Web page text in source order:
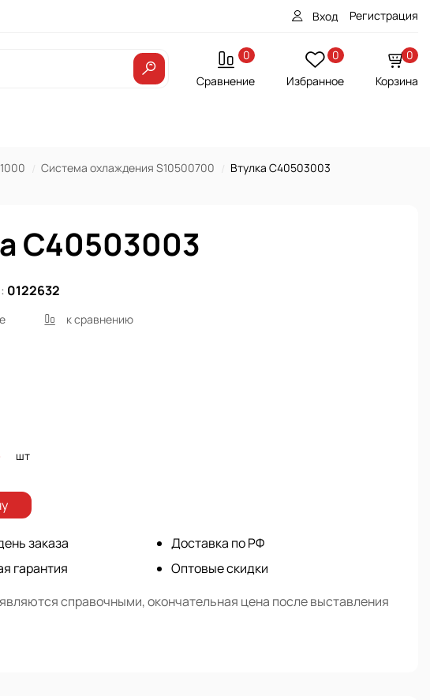
Вход Регистрация
0
Сравнение
0
Избранное
0
Корзина
Система охлаждения S10500700 Втулка C40503003
C40503003
0122632
к сравнению
шт
заказа
гарантия
Доставка по РФ
Оптовые скидки
справочными, окончательная цена после выставления